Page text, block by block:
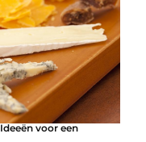
voor een